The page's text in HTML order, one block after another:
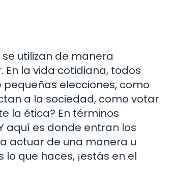
utilizan de manera
la vida cotidiana, todos
elecciones, como
a la sociedad, como votar
la ética? En términos
aquí es donde entran los
actuar de una manera u
que haces, ¡estás en el